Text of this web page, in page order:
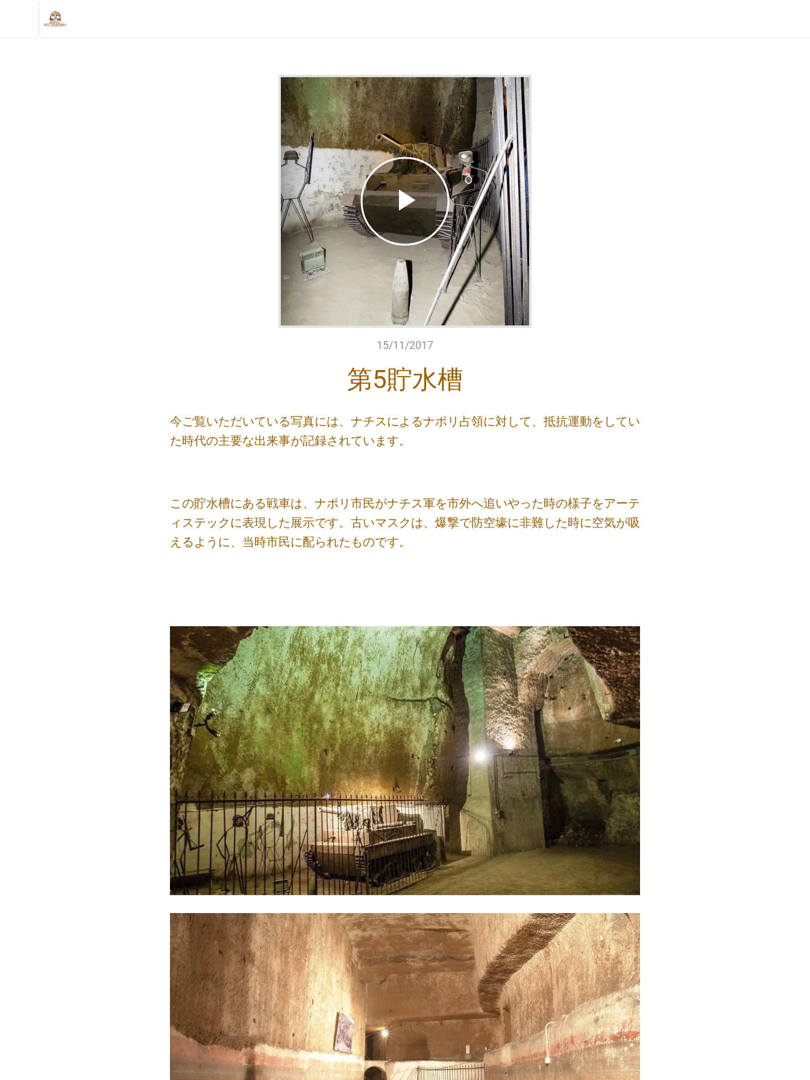
15/11/2017
第5貯水槽
今ご覧いただいている写真には、ナチスによるナポリ占領に対して、抵抗運動をしてい
た時代の主要な出来事が記録されています。
この貯水槽にある戦車は、ナポリ市民がナチス軍を市外へ追いやった時の様子をアーテ
ィステックに表現した展示です。古いマスクは、爆撃で防空壕に非難した時に空気が吸
えるように、当時市民に配られたものです。